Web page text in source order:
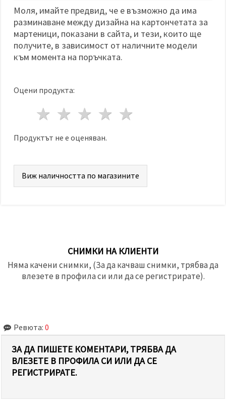
Моля, имайте предвид, че е възможно да има
разминаване между дизайна на картончетата за
мартеници, показани в сайта, и тези, които ще
получите, в зависимост от наличните модели
към момента на поръчката.
Оцени продукта:
4 звезди
3 звезди
2 звезди
1 звезда
Продуктът не е оценяван.
Виж наличността по магазините
СНИМКИ НА КЛИЕНТИ
Няма качени снимки, (За да качваш снимки, трябва да
влезете в профила си или да се регистрирате).
Ревюта: 0
ЗА ДА ПИШЕТЕ КОМЕНТАРИ, ТРЯБВА ДА
ВЛЕЗЕТЕ В ПРОФИЛА СИ ИЛИ ДА СЕ
РЕГИСТРИРАТЕ.